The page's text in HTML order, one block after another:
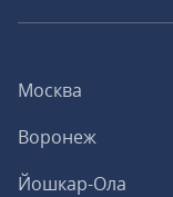
Москва
Воронеж
Йошкар-Ола